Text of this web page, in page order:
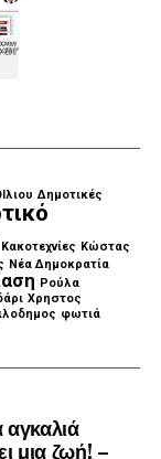
ΕΠΙΤΡΟΠΗΣ
Δημοτικές
Κακοτεχνίες Κώστας
Νέα Δημοκρατία
Ρούλα
Χρηστος
φωτιά
μια ζωή! –